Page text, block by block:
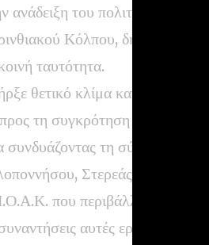
ανάδειξη του πολιτιστικού
Κόλπου,
ταυτότητα.
θετικό κλίμα και γόνιμος
τη συγκρότηση και
συνδυάζοντας τη σύμπραξη
Στερεάς Ελλάδος
που περιβάλλουν τον
αυτές εργασίας θα